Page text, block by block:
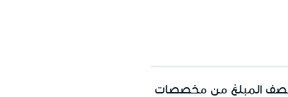
المبلغ من مخصصات